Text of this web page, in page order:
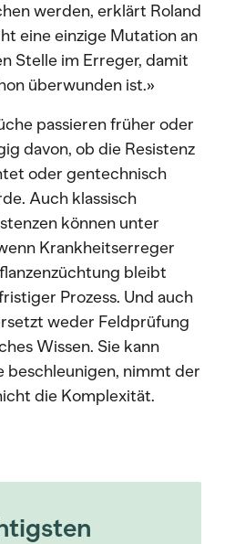
werden, erklärt Roland
eine einzige Mutation an
Stelle im Erreger, damit
überwunden ist.»
passieren früher oder
davon, ob die Resistenz
oder gentechnisch
Auch klassisch
können unter
Krankheitserreger
bleibt
Prozess. Und auch
weder Feldprüfung
Wissen. Sie kann
beschleunigen, nimmt der
die Komplexität.